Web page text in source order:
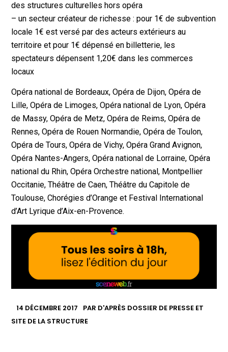
des structures culturelles hors opéra
– un secteur créateur de richesse : pour 1€ de subvention
locale 1€ est versé par des acteurs extérieurs au
territoire et pour 1€ dépensé en billetterie, les
spectateurs dépensent 1,20€ dans les commerces
locaux
Opéra national de Bordeaux, Opéra de Dijon, Opéra de
Lille, Opéra de Limoges, Opéra national de Lyon, Opéra
de Massy, Opéra de Metz, Opéra de Reims, Opéra de
Rennes, Opéra de Rouen Normandie, Opéra de Toulon,
Opéra de Tours, Opéra de Vichy, Opéra Grand Avignon,
Opéra Nantes-Angers, Opéra national de Lorraine, Opéra
national du Rhin, Opéra Orchestre national, Montpellier
Occitanie, Théâtre de Caen, Théâtre du Capitole de
Toulouse, Chorégies d’Orange et Festival International
d’Art Lyrique d’Aix-en-Provence.
14 DÉCEMBRE 2017 PAR D'APRÈS DOSSIER DE PRESSE ET
SITE DE LA STRUCTURE